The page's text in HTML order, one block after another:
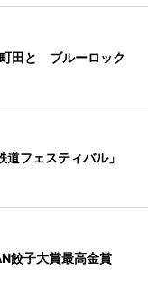
田と ブルーロック
道フェスティバル」
餃子大賞最高金賞